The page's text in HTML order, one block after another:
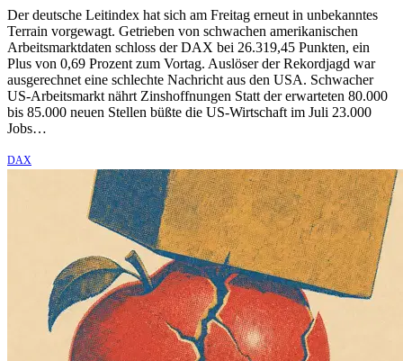
Der deutsche Leitindex hat sich am Freitag erneut in unbekanntes
Terrain vorgewagt. Getrieben von schwachen amerikanischen
Arbeitsmarktdaten schloss der DAX bei 26.319,45 Punkten, ein
Plus von 0,69 Prozent zum Vortag. Auslöser der Rekordjagd war
ausgerechnet eine schlechte Nachricht aus den USA. Schwacher
US-Arbeitsmarkt nährt Zinshoffnungen Statt der erwarteten 80.000
bis 85.000 neuen Stellen büßte die US-Wirtschaft im Juli 23.000
Jobs…
DAX